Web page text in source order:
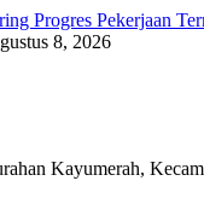
Progres Pekerjaan
8, 2026
Kayumerah,